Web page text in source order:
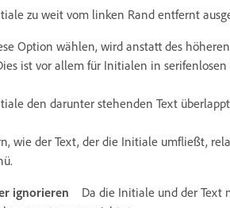
zu weit vom linken Rand entfernt
Option wählen, wird anstatt des
ist vor allem für Initialen in
den darunter stehenden Text
wie der Text, der die Initiale umfließt,
ignorieren
Da die Initiale und der Text